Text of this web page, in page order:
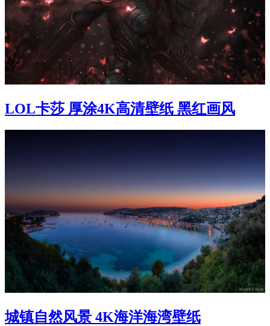
LOL卡莎 厚涂4K高清壁纸 黑红画风
城镇自然风景 4K海洋海湾壁纸